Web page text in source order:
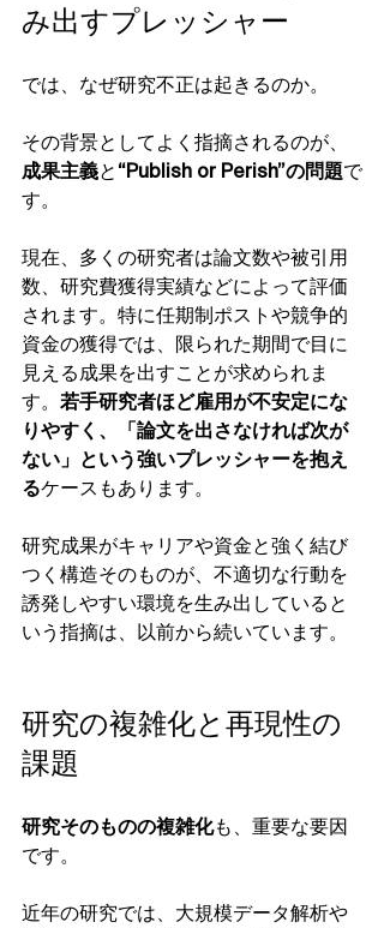
み出すプレッシャー
では、なぜ研究不正は起きるのか。
その背景としてよく指摘されるのが、
成果主義と “Publish or Perish”の問題で
す。
現在、多くの研究者は論文数や被引用
数、研究費獲得実績などによって評価
されます。特に任期制ポストや競争的
資金の獲得では、限られた期間で目に
見える成果を出すことが求められま
す。 若手研究者ほど雇用が不安定にな
りやすく、「論文を出さなければ次が
ない」という強いプレッシャーを抱え
るケースもあります。
研究成果がキャリアや資金と強く結び
つく構造そのものが、不適切な行動を
誘発しやすい環境を生み出していると
いう指摘は、以前から続いています。
研究の複雑化と再現性の
課題
研究そのものの複雑化も、重要な要因
です。
近年の研究では、大規模データ解析や